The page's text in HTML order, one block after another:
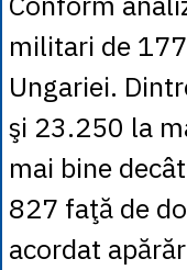
militari de
Ungariei.
şi 23.250 la
mai bine
827 faţă de
acordat